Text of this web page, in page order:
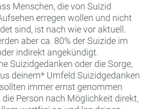
Menschen, die von Suizid
erregen wollen und nicht
sind, ist nach wie vor aktuell.
aber ca. 80% der Suizide im
indirekt angekündigt.
Suizidgedanken oder die Sorge,
deinem* Umfeld Suizidgedanken
immer ernst genommen
Person nach Möglichkeit direkt,